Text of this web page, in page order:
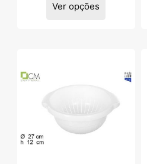
Ver opções